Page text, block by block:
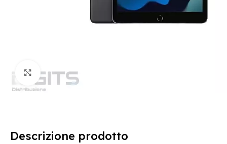
Clicca per ingrandire
Descrizione prodotto